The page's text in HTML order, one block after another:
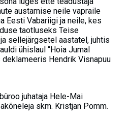
austamise neile vapraile
Eesti Vabariigi ja neile, kes
taotluseks Teise
sellejärgsetel aastatel, juhtis
ühislaul “Hoia Jumal
deklameeris Hendrik Visnapuu
juhataja Hele-Mai
skm. Kristjan Pomm.